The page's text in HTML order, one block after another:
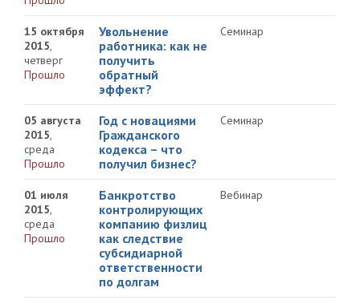
15 октября
2015,
четверг
Прошло
Увольнение
работника: как не
получить
обратный
эффект?
Семинар
05 августа
2015,
среда
Прошло
Год с новациями
Гражданского
кодекса – что
получил бизнес?
Семинар
01 июля
2015,
среда
Прошло
Банкротство
контролирующих
компанию физлиц
как следствие
субсидиарной
ответственности
по долгам
Вебинар